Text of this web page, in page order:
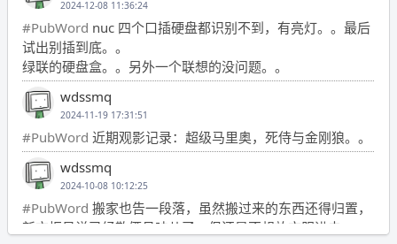
2024-12-08 11:36:24
#PubWord nuc 四个口插硬盘都识别不到，有亮灯。。最后
试出别插到底。。
绿联的硬盘盒。。另外一个联想的没问题。。
wdssmq
2024-11-19 17:31:51
#PubWord 近期观影记录：超级马里奥，死侍与金刚狼。。
wdssmq
2024-10-08 10:12:25
#PubWord 搬家也告一段落，虽然搬过来的东西还得归置，
新衣柜虽说已经散俩月味儿了，但还是不想放衣服进去。